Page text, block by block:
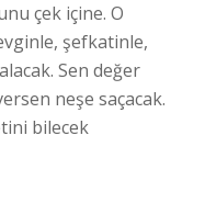
çek içine. O
şefkatinle,
Sen değer
neşe saçacak.
bilecek